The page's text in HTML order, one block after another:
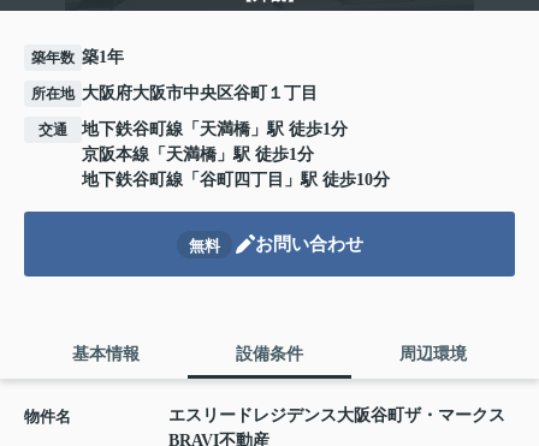
築年数 築1年
所在地 大阪府大阪市中央区谷町１丁目
交通 地下鉄谷町線 「 天満橋 」駅 徒歩1分
京阪本線 「 天満橋 」駅 徒歩1分
地下鉄谷町線 「 谷町四丁目 」駅 徒歩10分
無料 お問い合わせ
基本情報 設備条件 周辺環境
物件名
エスリードレジデンス大阪谷町ザ・マークス
BRAVI不動産